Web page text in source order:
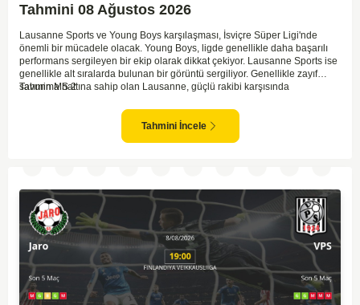
Tahmini 08 Ağustos 2026
Lausanne Sports ve Young Boys karşılaşması, İsviçre Süper Ligi'nde
önemli bir mücadele olacak. Young Boys, ligde genellikle daha başarılı
performans sergileyen bir ekip olarak dikkat çekiyor. Lausanne Sports ise
genellikle alt sıralarda bulunan bir görüntü sergiliyor. Genellikle zayıf
savunma hattına sahip olan Lausanne, güçlü rakibi karşısında
Maçın sonucunda Young Boys'un galip gelme olasılığı yüksek görünüyor.
Tahmin MS 2
Tahmini İncele